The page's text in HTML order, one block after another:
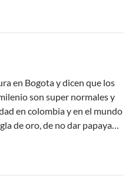
en Bogota y dicen que los
son super normales y
en colombia y en el mundo
de oro, de no dar papaya…